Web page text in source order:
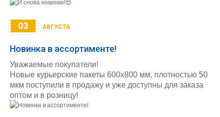
03 АВГУСТА
Новинка в ассортименте!
Уважаемые покупатели!
Новые курьерские пакеты 600х800 мм, плотностью 50
мкм поступили в продажу и уже доступны для заказа
оптом и в розницу!